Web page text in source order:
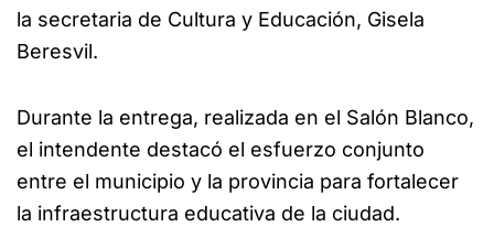
la secretaria de Cultura y Educación, Gisela
Beresvil.
Durante la entrega, realizada en el Salón Blanco,
el intendente destacó el esfuerzo conjunto
entre el municipio y la provincia para fortalecer
la infraestructura educativa de la ciudad.